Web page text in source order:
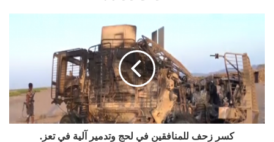
كسر زحف للمنافقين في لحج وتدمير آلية في تعز.